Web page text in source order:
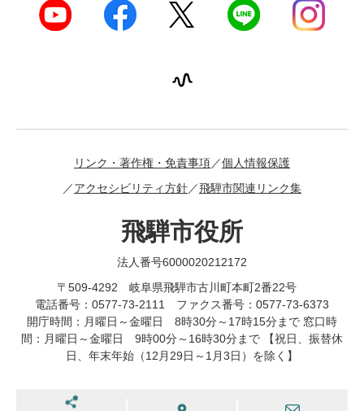
リンク・著作権・免責事項
個人情報保護
アクセシビリティ方針
飛騨市関連リンク集
飛騨市役所
法人番号6000020212172
〒509-4292 岐阜県飛騨市古川町本町2番22号
電話番号：0577-73-2111 ファクス番号：0577-73-6373
開庁時間：月曜日～金曜日 8時30分～17時15分まで 窓口時
間：月曜日～金曜日 9時00分～16時30分まで 【祝日、振替休
日、年末年始（12月29日～1月3日）を除く】